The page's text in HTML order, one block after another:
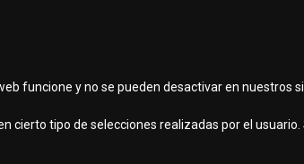
Experience) LATAM 2024.
funcione y no se pueden desactivar en nuestros
cierto tipo de selecciones realizadas por el